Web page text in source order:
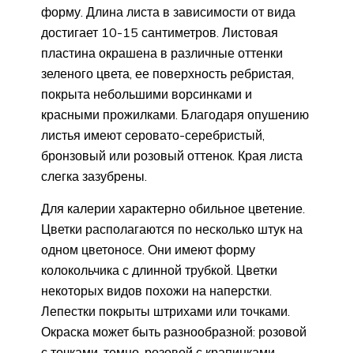
форму. Длина листа в зависимости от вида
достигает 10-15 сантиметров. Листовая
пластина окрашена в различные оттенки
зеленого цвета, ее поверхность ребристая,
покрыта небольшими ворсинками и
красными прожилками. Благодаря опушению
листья имеют серовато-серебристый,
бронзовый или розовый оттенок. Края листа
слегка зазубрены.
Для калерии характерно обильное цветение.
Цветки располагаются по несколько штук на
одном цветоносе. Они имеют форму
колокольчика с длинной трубкой. Цветки
некоторых видов похожи на наперстки.
Лепестки покрыты штрихами или точками.
Окраска может быть разнообразной: розовой